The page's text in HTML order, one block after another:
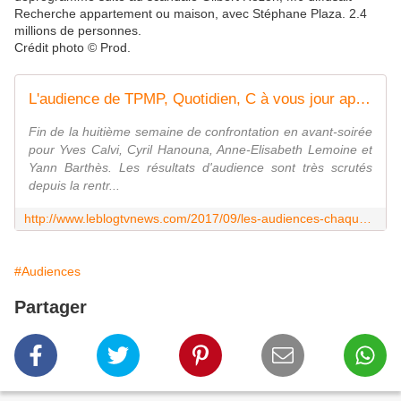
Recherche appartement ou maison, avec Stéphane Plaza. 2.4
millions de personnes.
Crédit photo © Prod.
L'audience de TPMP, Quotidien, C à vous jour après jour. - Leblogtvnews.com
Fin de la huitième semaine de confrontation en avant-soirée
pour Yves Calvi, Cyril Hanouna, Anne-Elisabeth Lemoine et
Yann Barthès. Les résultats d'audience sont très scrutés
depuis la rentr...
#Audiences
Partager